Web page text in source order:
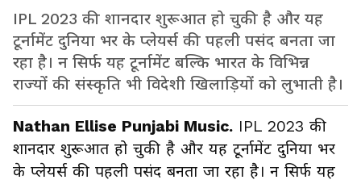
IPL 2023 की शानदार शुरूआत हो चुकी है और यह
टूर्नामेंट दुनिया भर के प्लेयर्स की पहली पसंद बनता जा
रहा है। न सिर्फ यह टूर्नामेंट बल्कि भारत के विभिन्न
राज्यों की संस्कृति भी विदेशी खिलाड़ियों को लुभाती है।
Nathan Ellise Punjabi Music. IPL 2023 की
शानदार शुरूआत हो चुकी है और यह टूर्नामेंट दुनिया भर
के प्लेयर्स की पहली पसंद बनता जा रहा है। न सिर्फ यह